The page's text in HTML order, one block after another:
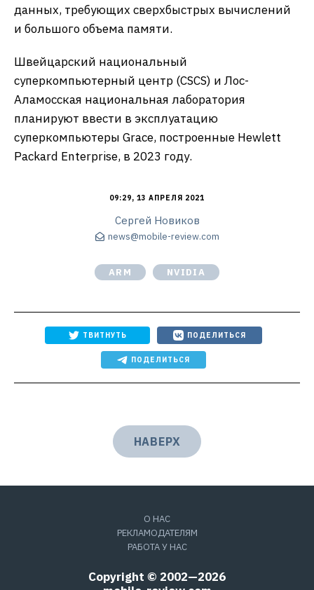
данных, требующих сверхбыстрых вычислений
и большого объема памяти.
Швейцарский национальный
суперкомпьютерный центр (CSCS) и Лос-
Аламосская национальная лаборатория
планируют ввести в эксплуатацию
суперкомпьютеры Grace, построенные Hewlett
Packard Enterprise, в 2023 году.
09:29, 13 АПРЕЛЯ 2021
Сергей Новиков
news@mobile-review.com
ARM NVIDIA
ТВИТНУТЬ ПОДЕЛИТЬСЯ
ПОДЕЛИТЬСЯ
НАВЕРХ
О НАС
РЕКЛАМОДАТЕЛЯМ
РАБОТА У НАС
Copyright © 2002—2026